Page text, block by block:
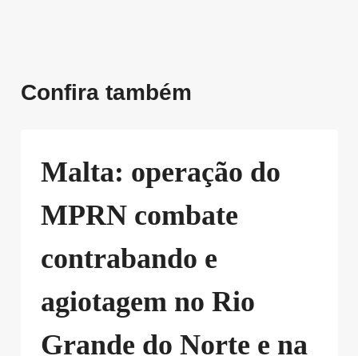
Confira também
Malta: operação do
MPRN combate
contrabando e
agiotagem no Rio
Grande do Norte e na